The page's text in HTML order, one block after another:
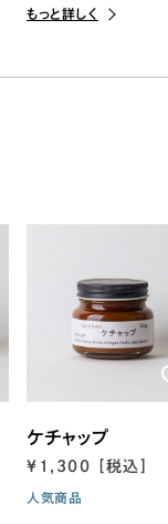
もっと詳しく
ケチャップ
¥1,300 [税込]
人気商品